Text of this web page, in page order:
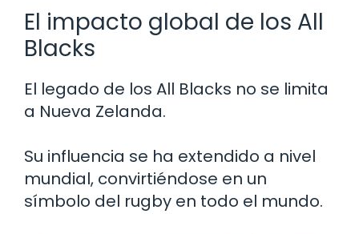
El impacto global de los All
Blacks
El legado de los All Blacks no se limita
a Nueva Zelanda.
Su influencia se ha extendido a nivel
mundial, convirtiéndose en un
símbolo del rugby en todo el mundo.